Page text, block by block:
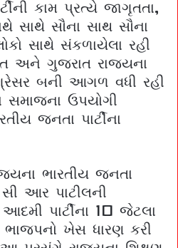
કામ પ્રત્યે જાગૃતતા,
સાથે સૌના સાથ સૌના
સાથે સંકળાયેલા રહી
અને ગુજરાત રાજ્યના
બની આગળ વધી રહી
ઉપયોગી
જનતા પાર્ટીના
ભારતીય જનતા
સી આર પાટીલની
પાર્ટીના 10 જેટલા
ભાજપનો ખેસ ધારણ કરી
આ પ્રસંગે રાજ્યના શિક્ષણ